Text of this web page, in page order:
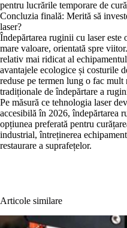
pentru lucrările temporare de
Concluzia finală: Merită să
laser?
Îndepărtarea ruginii cu laser este
mare valoare, orientată spre
relativ mai ridicat al
avantajele ecologice și costurile
reduse pe termen lung o fac
tradiționale de îndepărtare a
Pe măsură ce tehnologia laser
accesibilă în 2026, îndepărtarea
opțiunea preferată pentru
industrial, întreținerea
restaurare a suprafețelor.
Articole similare